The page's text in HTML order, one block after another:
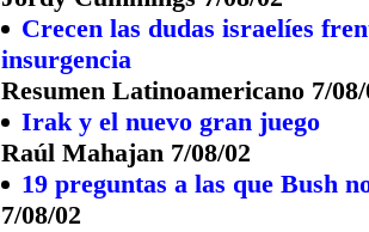
Crecen las dudas israelíes
insurgencia
Resumen Latinoamericano 7/
Irak y el nuevo gran juego
Raúl Mahajan 7/08/02
19 preguntas a las que Bush
7/08/02